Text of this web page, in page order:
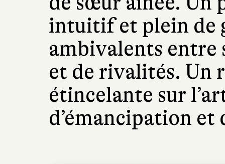
intuitif et plein de
ambivalents entre
et de rivalités. Un
étincelante sur
d’émancipation et